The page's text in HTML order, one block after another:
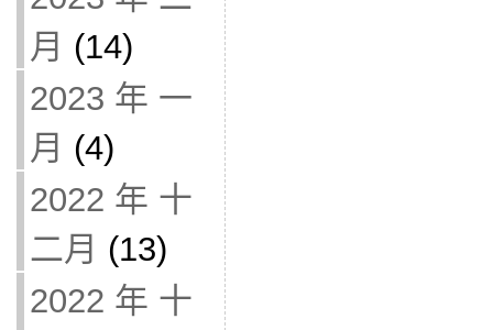
月 (14)
2023 年 一
月 (4)
2022 年 十
二月 (13)
2022 年 十